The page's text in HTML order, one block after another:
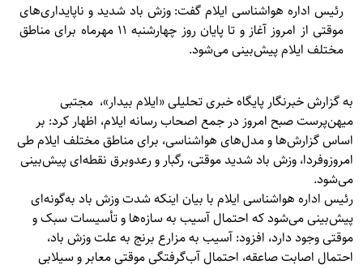
رئیس اداره هواشناسی ایلام گفت: وزش باد شدید و ناپایداری‌های
موقتی از امروز آغاز و تا پایان روز چهارشنبه ۱۱ مهرماه برای مناطق
مختلف ایلام پیش‌بینی می‌شود.
به گزارش خبرنگار پایگاه خبری تحلیلی «ایلام بیدار»، مجتبی
میهن‌پرست صبح امروز در جمع اصحاب رسانه ایلام، اظهار کرد: بر
اساس گزارش‌ها و مدل‌های هواشناسی، برای مناطق مختلف ایلام طی
امروزوفردا، وزش باد شدید موقتی، رگبار و رعدوبرق نقطه‌ای پیش‌بینی
می‌شود.
رئیس اداره هواشناسی ایلام با بیان اینکه شدت وزش باد به‌گونه‌ای
پیش‌بینی می‌شود که احتمال آسیب به سازه‌ها و تأسیسات سبک و
موقتی وجود دارد، افزود: آسیب به مزارع برنج به علت وزش باد،
احتمال اصابت صاعقه، احتمال آب‌گرفتگی موقتی معابر و سیلابی